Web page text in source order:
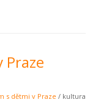
s dětmi v Praze / kultura